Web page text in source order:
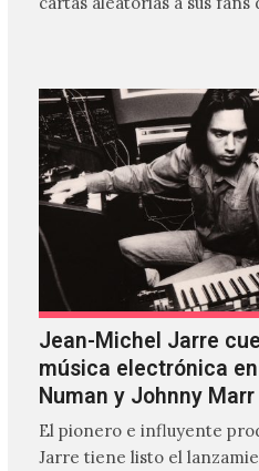
Jean-Michel Jarre
música electrónica en
Numan y Johnny Marr
El pionero e influyente
Jarre tiene listo el